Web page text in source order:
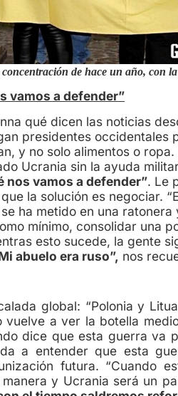
de hace un año, con
vamos a defender”
qué dicen las noticias
presidentes occidentales
y no solo alimentos o
Ucrania sin la ayuda
nos vamos a defender”. Le
la solución es negociar.
ha metido en una
mínimo, consolidar una
esto sucede, la gente
abuelo era ruso”, nos
global: “Polonia y
vuelve a ver la botella
dice que esta guerra va
a entender que esta
futura. “Cuando
y Ucrania será un